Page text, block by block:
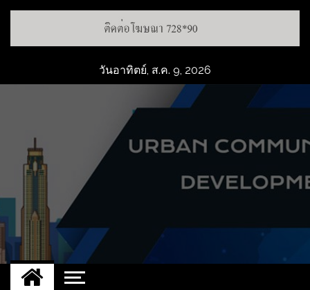
วันอาทิตย์, ส.ค. 9, 2026
UCD
NEW